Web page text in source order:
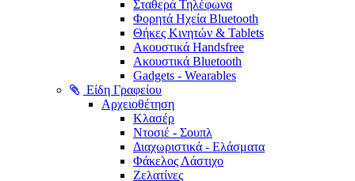
Σταθερά Τηλέφωνα
Φορητά Ηχεία Bluetooth
Θήκες Κινητών & Tablets
Ακουστικά Handsfree
Ακουστικά Bluetooth
Gadgets - Wearables
Είδη Γραφείου
Αρχειοθέτηση
Κλασέρ
Ντοσιέ - Σουπλ
Διαχωριστικά - Ελάσματα
Φάκελος Λάστιχο
Ζελατίνες